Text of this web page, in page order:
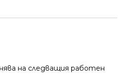
на следващия работен